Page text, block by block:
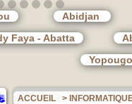
Abidjan
Faya - Abatta
ACCUEIL >